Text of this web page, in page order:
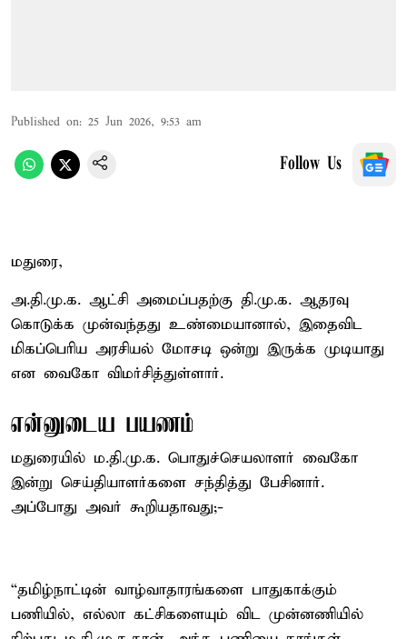
Published on: 25 Jun 2026, 9:53 am
Follow Us
மதுரை,
அ.தி.மு.க. ஆட்சி அமைப்பதற்கு தி.மு.க. ஆதரவு
கொடுக்க முன்வந்தது உண்மையானால், இதைவிட
மிகப்பெரிய அரசியல் மோசடி ஒன்று இருக்க முடியாது
என வைகோ விமர்சித்துள்ளார்.
என்னுடைய பயணம்
மதுரையில் ம.தி.மு.க. பொதுச்செயலாளர் வைகோ
இன்று செய்தியாளர்களை சந்தித்து பேசினார்.
அப்போது அவர் கூறியதாவது;-
“தமிழ்நாட்டின் வாழ்வாதாரங்களை பாதுகாக்கும்
பணியில், எல்லா கட்சிகளையும் விட முன்னணியில்